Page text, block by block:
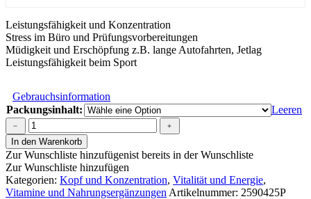
Leistungsfähigkeit und Konzentration
Stress im Büro und Prüfungsvorbereitungen
Müdigkeit und Erschöpfung z.B. lange Autofahrten, Jetlag
Leistungsfähigkeit beim Sport
Gebrauchsinformation
Packungsinhalt:
Leeren
Dr.
Böhm®
Leistungselixier
Brause
Menge
﹣
﹢
In den Warenkorb
Zur Wunschliste hinzufügenist bereits in der Wunschliste
Zur Wunschliste hinzufügen
Kategorien: Kopf und Konzentration, Vitalität und Energie,
Vitamine und Nahrungsergänzungen Artikelnummer: 2590425P